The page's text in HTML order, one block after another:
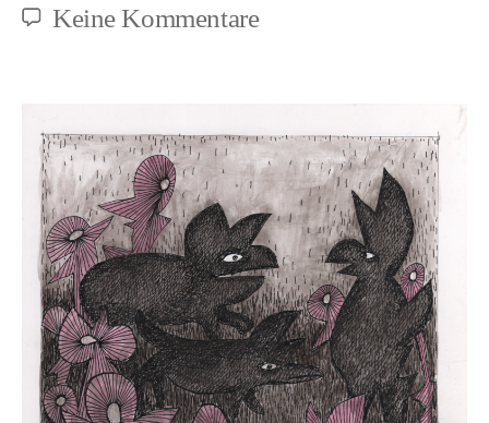
Keine Kommentarezu
nonhuman
pain
ever
equal
a
norm